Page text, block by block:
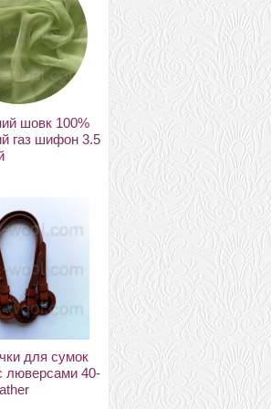
шовк 100%
газ шифон 3.5
для сумок
люверсами 40-
новозеландский 27мкм
Латвия лимон К2006
23 грн.
меринос 18мкм
27 грн.